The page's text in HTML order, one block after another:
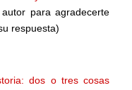
para agradecerte
respuesta)
dos o tres cosas